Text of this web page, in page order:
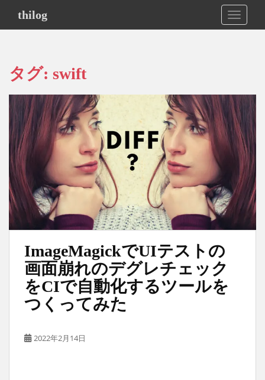
i
thilog
タグ: swift
ImageMagickでUIテストの
画面崩れのデグレチェック
をCIで自動化するツールを
つくってみた
2022年2月14日